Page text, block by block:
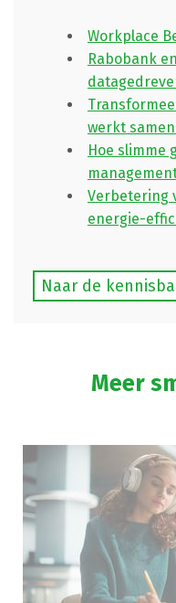
Workplace
Rabobank
werkt
Hoe slimme
Verbetering
energie-
Naar de
Meer